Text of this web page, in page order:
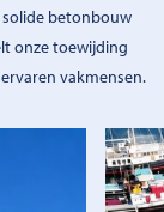
betonbouw
onze toewijding
vakmensen.